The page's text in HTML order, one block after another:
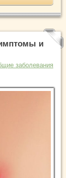
и
заболевания